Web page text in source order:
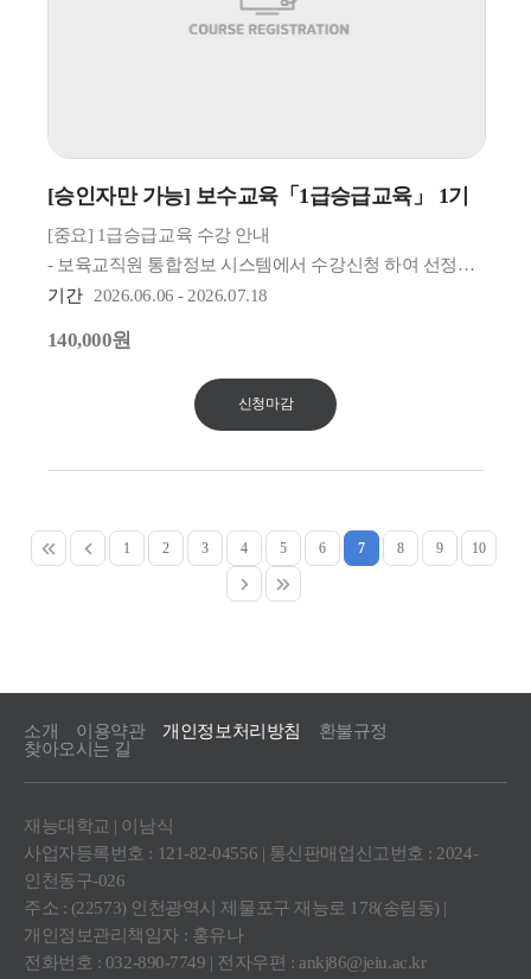
[승인자만 가능] 보수교육「1급승급교육」 1기
[중요] 1급승급교육 수강 안내
- 보육교직원 통합정보 시스템에서 수강신청 하여 선정된
선생님들만 수납신청 가능
※ 사전에 꼭 " 보육교직원 통합정보 " 사이트에
교육과정과정 신청 바람
※ 재능대학교 평생교육원에서는 관련된 내용을
기간 2026.06.06 - 2026.07.18
140,000원
신청마감
1 2 3 4 5 6 7 8 9 10
소개 이용약관 개인정보처리방침
환불규정
찾아오시는 길
재능대학교 | 이남식
사업자등록번호 : 121-82-04556 | 통신판매업신고번호 : 2024-
인천동구-026
주소 : (22573) 인천광역시 제물포구 재능로 178(송림동) |
개인정보관리책임자 : 홍유나
전화번호 : 032-890-7749 | 전자우편 : ankj86@jeiu.ac.kr